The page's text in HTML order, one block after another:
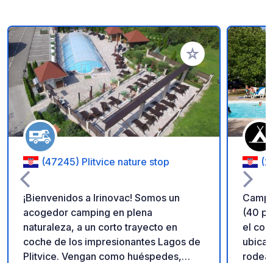
Añadir a tus
(47245) Plitvice nature stop
¡Bienvenidos a Irinovac! Somos un
acogedor camping en plena
naturaleza, a un corto trayecto en
coche de los impresionantes Lagos de
Plitvice. Vengan como huéspedes,
(40
el